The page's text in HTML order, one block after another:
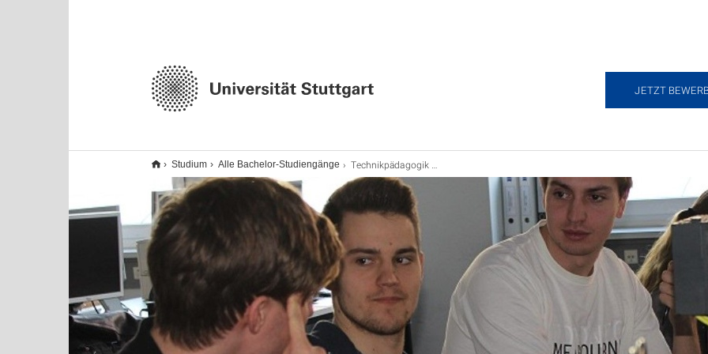
JETZT
Studium Alle Bachelor-Studiengänge Technikpädagogik Lehramt B.Sc.